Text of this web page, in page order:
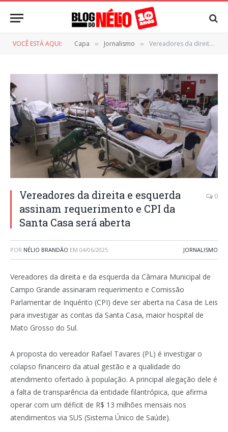
VOCÊ ESTÁ AQUI: Capa » Jornalismo » Vereadores da direita e esquerda assinam requerimento e CPI da Santa Casa será aberta
Vereadores da direita e esquerda
assinam requerimento e CPI da
Santa Casa será aberta
0
POR NÉLIO BRANDÃO EM 04/06/2025 JORNALISMO
Vereadores da direita e da esquerda da Câmara Municipal de
Campo Grande assinaram requerimento e Comissão
Parlamentar de Inquérito (CPI) deve ser aberta na Casa de Leis
para investigar as contas da Santa Casa, maior hospital de
Mato Grosso do Sul.
A proposta do vereador Rafael Tavares (PL) é investigar o
colapso financeiro da atual gestão e a qualidade do
atendimento ofertado à população. A principal alegação dele é
a falta de transparência da entidade filantrópica, que afirma
operar com um déficit de R$ 13 milhões mensais nos
atendimentos via SUS (Sistema Único de Saúde).